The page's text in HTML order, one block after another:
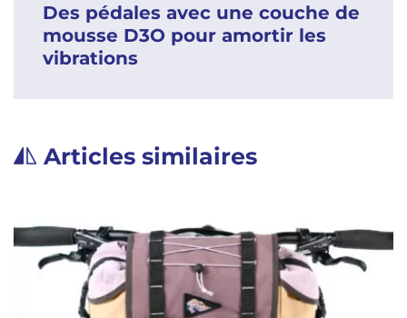
Des pédales avec une couche de
mousse D3O pour amortir les
vibrations
Articles similaires